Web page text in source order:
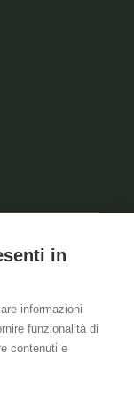
in
informazioni
funzionalità di
contenuti e